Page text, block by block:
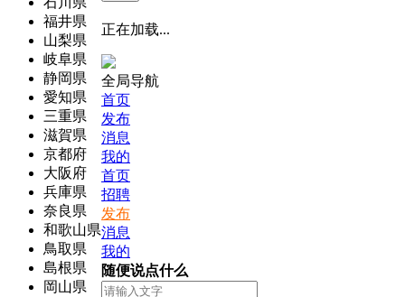
福井県
山梨県
岐阜県
静岡県
愛知県
三重県
滋賀県
京都府
大阪府
兵庫県
奈良県
和歌山県
鳥取県
島根県
岡山県
正在加载...
全局导航
首页
发布
消息
我的
首页
招聘
发布
消息
我的
随便说点什么